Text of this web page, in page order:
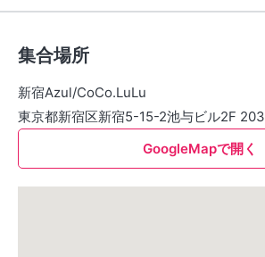
集合場所
新宿Azul/CoCo.LuLu
東京都新宿区新宿5-15-2池与ビル2F 203
GoogleMapで開く